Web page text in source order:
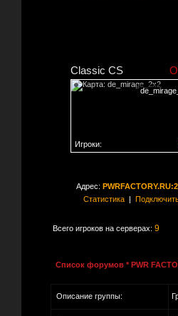
Classic CS
Игроки:
Адрес:
Статистика|
Всего игроков на серверах: 9
Список форумов * PWR
Описание группы: